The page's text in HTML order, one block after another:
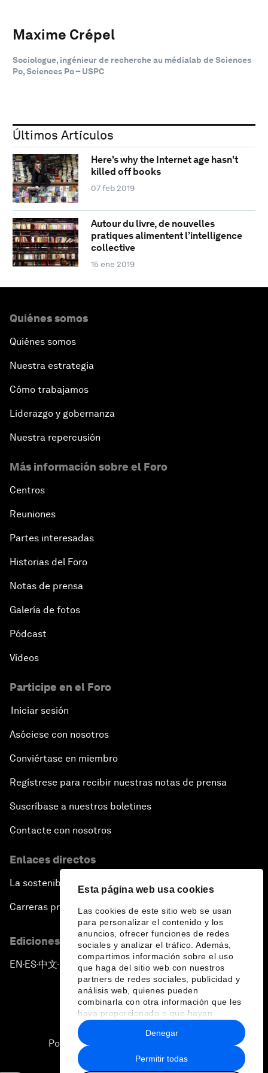
Esta página web usa cookies
Las cookies de este sitio web se usan
para personalizar el contenido y los
anuncios, ofrecer funciones de redes
sociales y analizar el tráfico. Además,
compartimos información sobre el uso
que haga del sitio web con nuestros
partners de redes sociales, publicidad y
análisis web, quienes pueden
combinarla con otra información que les
haya proporcionado o que hayan
recopilado a partir del uso que haya
hecho de sus servicios.
Permitir todas
Denegar
Maxime Crépel
Sociologue, ingénieur de recherche au médialab de Sciences
Po, Sciences Po – USPC
Últimos Artículos
Here's why the Internet age hasn't
killed off books
07 feb 2019
Autour du livre, de nouvelles
pratiques alimentent l’intelligence
collective
15 ene 2019
Quiénes somos
Quiénes somos
Nuestra estrategia
Cómo trabajamos
Liderazgo y gobernanza
Nuestra repercusión
Más información sobre el Foro
Centros
Reuniones
Partes interesadas
Historias del Foro
Notas de prensa
Galería de fotos
Pódcast
Vídeos
Participe en el Foro
Iniciar sesión
Asóciese con nosotros
Conviértase en miembro
Regístrese para recibir nuestras notas de prensa
Suscríbase a nuestros boletines
Contacte con nosotros
Enlaces directos
La sostenibilidad en el Foro
Carreras profesionales
Ediciones en otros idiomas
EN ▪ES▪中文▪ 日本語
Política de privacidad y normas de uso
Sitemap